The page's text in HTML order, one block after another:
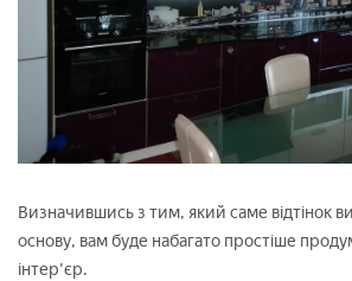
Визначившись з тим, який саме відтінок
основу, вам буде набагато простіше
інтер'єр.